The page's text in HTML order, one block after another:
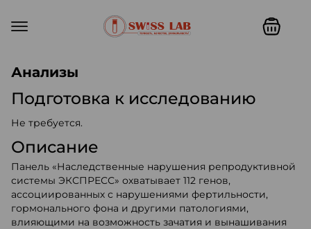
Анализы
Подготовка к исследованию
Не требуется.
Описание
Панель «Наследственные нарушения репродуктивной
системы ЭКСПРЕСС» охватывает 112 генов,
ассоциированных с нарушениями фертильности,
гормонального фона и другими патологиями,
влияющими на возможность зачатия и вынашивания